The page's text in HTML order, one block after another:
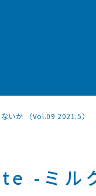
いか （Vol.09 2021.5）
-ミル